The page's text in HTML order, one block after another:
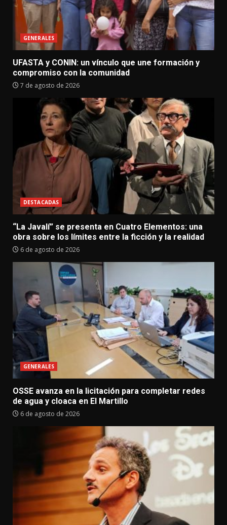
GENERALES
UFASTA y CONIN: un vínculo que une formación y
compromiso con la comunidad
7 de agosto de 2026
DESTACADAS
“La Javalí” se presenta en Cuatro Elementos: una
obra sobre los límites entre la ficción y la realidad
6 de agosto de 2026
GENERALES
OSSE avanza en la licitación para completar redes
de agua y cloaca en El Martillo
6 de agosto de 2026